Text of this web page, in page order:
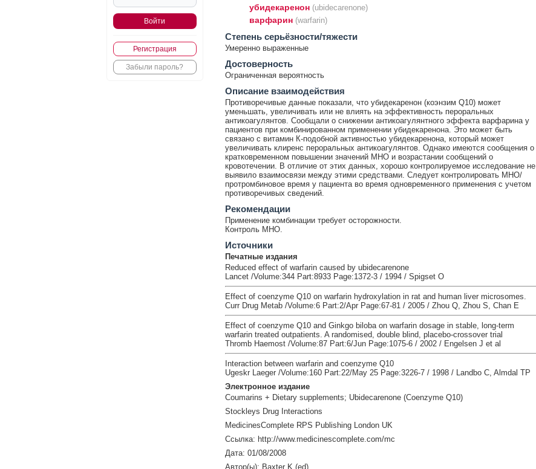
Регистрация
Забыли пароль?
убидекаренон (ubidecarenone)
варфарин (warfarin)
Cтепень серьёзности/тяжести
Умеренно выраженные
Достоверность
Ограниченная вероятность
Описание взаимодействия
Противоречивые данные показали, что убидекаренон (коэнзим Q10) может
уменьшать, увеличивать или не влиять на эффективность пероральных
антикоагулянтов. Сообщали о снижении антикоагулянтного эффекта варфарина у
пациентов при комбинированном применении убидекаренона. Это может быть
связано с витамин К-подобной активностью убидекаренона, который может
увеличивать клиренс пероральных антикоагулянтов. Однако имеются сообщения о
кратковременном повышении значений МНО и возрастании сообщений о
кровотечении. В отличие от этих данных, хорошо контролируемое исследование не
выявило взаимосвязи между этими средствами. Следует контролировать МНО/
протромбиновое время у пациента во время одновременного применения с учетом
противоречивых сведений.
Рекомендации
Применение комбинации требует осторожности.
Контроль МНО.
Источники
Печатные издания
Reduced effect of warfarin caused by ubidecarenone
Lancet /Volume:344 Part:8933 Page:1372-3 / 1994 / Spigset O
Effect of coenzyme Q10 on warfarin hydroxylation in rat and human liver microsomes.
Curr Drug Metab /Volume:6 Part:2/Apr Page:67-81 / 2005 / Zhou Q, Zhou S, Chan E
Effect of coenzyme Q10 and Ginkgo biloba on warfarin dosage in stable, long-term
warfarin treated outpatients. A randomised, double blind, placebo-crossover trial
Thromb Haemost /Volume:87 Part:6/Jun Page:1075-6 / 2002 / Engelsen J et al
Interaction between warfarin and coenzyme Q10
Ugeskr Laeger /Volume:160 Part:22/May 25 Page:3226-7 / 1998 / Landbo C, Almdal TP
Электронное издание
Coumarins + Dietary supplements; Ubidecarenone (Coenzyme Q10)
Stockleys Drug Interactions
MedicinesComplete RPS Publishing London UK
Ссылка: http://www.medicinescomplete.com/mc
Дата: 01/08/2008
Автор(ы): Baxter K (ed)